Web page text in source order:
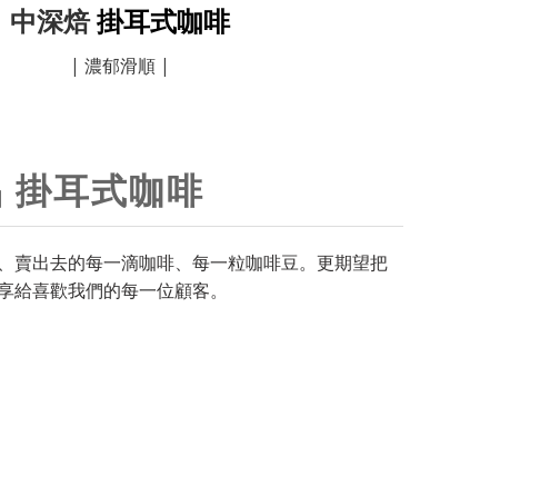
中深焙掛耳式咖啡
| 濃郁滑順 |
掛耳式咖啡
賣出去的每一滴咖啡、每一粒咖啡豆。
更期望把
給喜歡我們的每一位顧客。